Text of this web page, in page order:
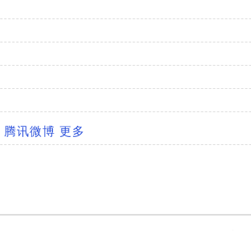
腾讯微博 更多